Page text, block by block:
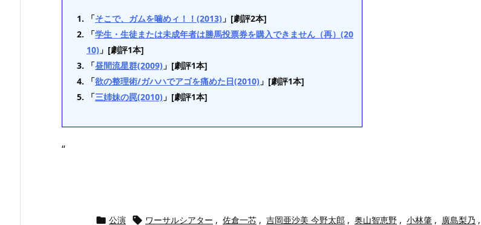
「そこで、ガムを噛めィ！！(2013) 」[劇評2本]
「学生・生徒または未成年者は勝馬投票券を購入できません（再）(20
10) 」[劇評1本]
「昼間流星群(2009) 」[劇評1本]
「欲の整理術/ガハハでアゴを痛めた日(2010) 」[劇評1本]
「三姉妹の罠(2010) 」[劇評1本]
“
 公演  ワーサルシアター , 佐倉一芯 , 吉岡亜沙美 今野太郎 , 奥山智恵野 , 小林肇 , 廣島梨乃 ,